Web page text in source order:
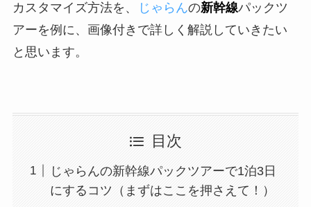
カスタマイズ方法を、
じゃらんの新幹線パックツ
アーを例に、画像付きで詳しく解説していきたい
と思います。
目次
じゃらんの新幹線パックツアーで1泊3日
にするコツ（まずはここを押さえて！）